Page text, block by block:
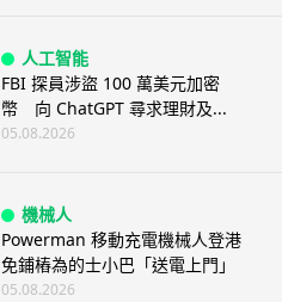
人工智能
FBI 探員涉盜 100 萬美元加密
幣 向 ChatGPT 尋求理財及...
05.08.2026
機械人
Powerman 移動充電機械人登港
免鋪樁為的士小巴「送電上門」
05.08.2026